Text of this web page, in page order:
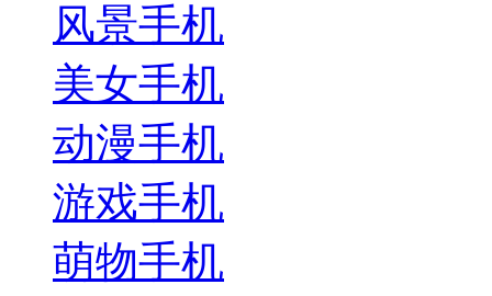
风景手机
美女手机
动漫手机
游戏手机
萌物手机